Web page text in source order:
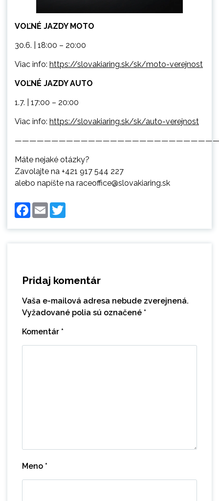
VOĽNÉ JAZDY MOTO
30.6. | 18:00 – 20:00
Viac info: https://slovakiaring.sk/sk/moto-verejnost
VOĽNÉ JAZDY AUTO
1.7. | 17:00 – 20:00
Viac info: https://slovakiaring.sk/sk/auto-verejnost
Máte nejaké otázky?
Zavolajte na +421 917 544 227
alebo napíšte na raceoffice@slovakiaring.sk
Facebook
Email
Pridaj komentár
Vaša e-mailová adresa nebude zverejnená.
Vyžadované polia sú označené *
Komentár *
Meno *